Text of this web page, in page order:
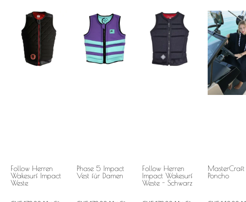
Follow Herren
Wakesurf Impact
Weste
Phase 5 Impact
Vest für Damen
Follow Herren
Impact Wakesurf
Weste - Schwarz
MasterCraft
Poncho